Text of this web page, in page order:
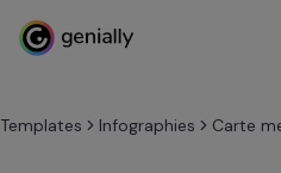
Templates Infographies Carte